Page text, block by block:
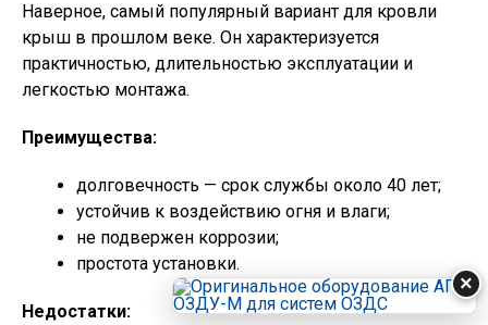
Наверное, самый популярный вариант для кровли
крыш в прошлом веке. Он характеризуется
практичностью, длительностью эксплуатации и
легкостью монтажа.
Преимущества:
долговечность — срок службы около 40 лет;
устойчив к воздействию огня и влаги;
не подвержен коррозии;
простота установки.
Недостатки:
×